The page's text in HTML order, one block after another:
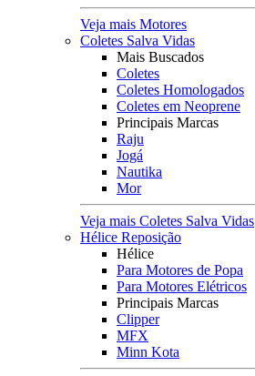
Veja mais Motores
Coletes Salva Vidas
Mais Buscados
Coletes
Coletes Homologados
Coletes em Neoprene
Principais Marcas
Raju
Jogá
Nautika
Mor
Veja mais Coletes Salva Vidas
Hélice Reposição
Hélice
Para Motores de Popa
Para Motores Elétricos
Principais Marcas
Clipper
MFX
Minn Kota